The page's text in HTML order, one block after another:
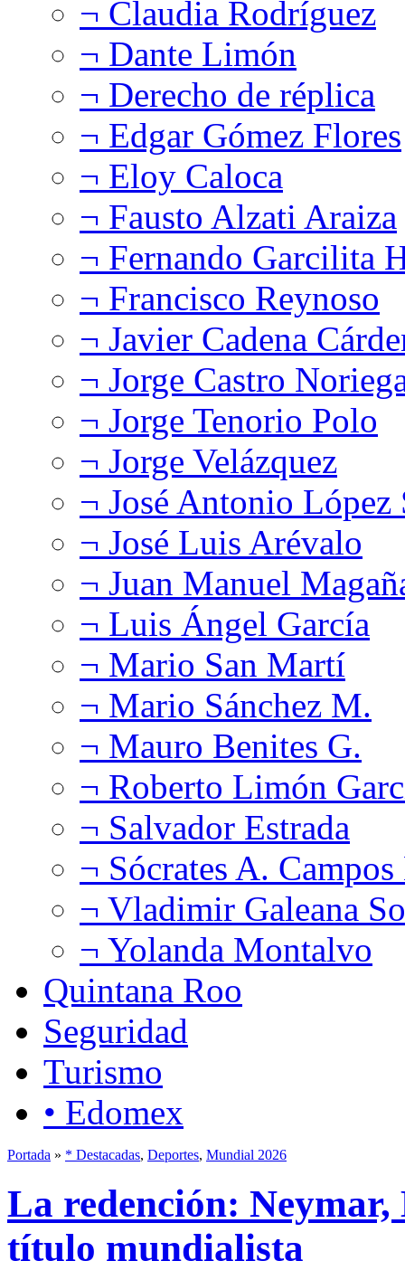
¬ Claudia Rodríguez
¬ Dante Limón
¬ Derecho de réplica
¬ Edgar Gómez Flores
¬ Eloy Caloca
¬ Fausto Alzati Araiza
¬ Fernando Garcilita
¬ Francisco Reynoso
¬ Javier Cadena
¬ Jorge Castro
¬ Jorge Tenorio Polo
¬ Jorge Velázquez
¬ José Antonio López
¬ José Luis Arévalo
¬ Juan Manuel
¬ Luis Ángel García
¬ Mario San Martí
¬ Mario Sánchez M.
¬ Mauro Benites G.
¬ Roberto Limón
¬ Salvador Estrada
¬ Sócrates A.
¬ Vladimir Galeana
¬ Yolanda Montalvo
Quintana Roo
Seguridad
Turismo
• Edomex
Portada » * Destacadas, Deportes, Mundial 2026
La redención: Neymar,
título mundialista